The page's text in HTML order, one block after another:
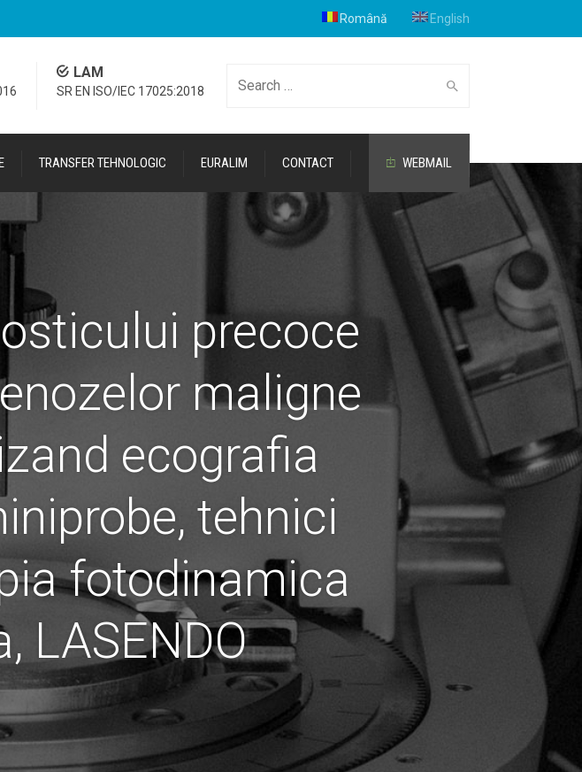
Română English
Cauta
LAM
SR EN ISO/IEC 17025:2018
TRANSFER TEHNOLOGIC EURALIM CONTACT WEBMAIL
precoce
maligne
ecografia
tehnici
fotodinamica
LASENDO